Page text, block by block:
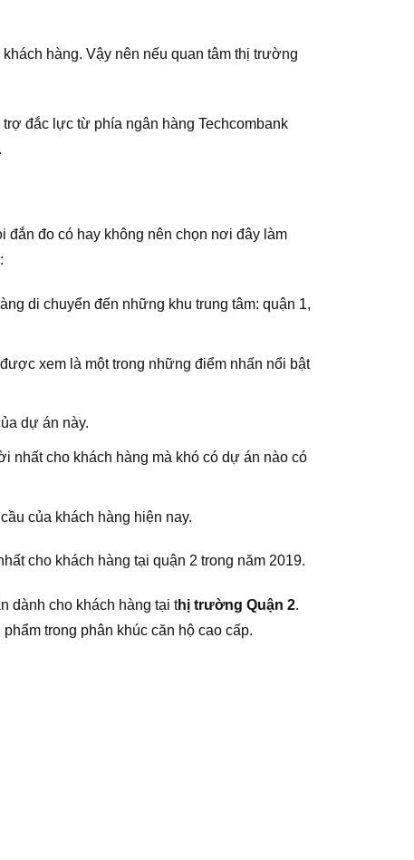
hàng. Vậy nên nếu quan tâm thị trường
đắc lực từ phía ngân hàng Techcombank
đắn đo có hay không nên chọn nơi đây làm
di chuyển đến những khu trung tâm: quận 1,
xem là một trong những điểm nhấn nổi bật
dự án này.
nhất cho khách hàng mà khó có dự án nào có
của khách hàng hiện nay.
cho khách hàng tại quận 2 trong năm 2019.
dành cho khách hàng tại thị trường Quận 2.
phẩm trong phân khúc căn hộ cao cấp.